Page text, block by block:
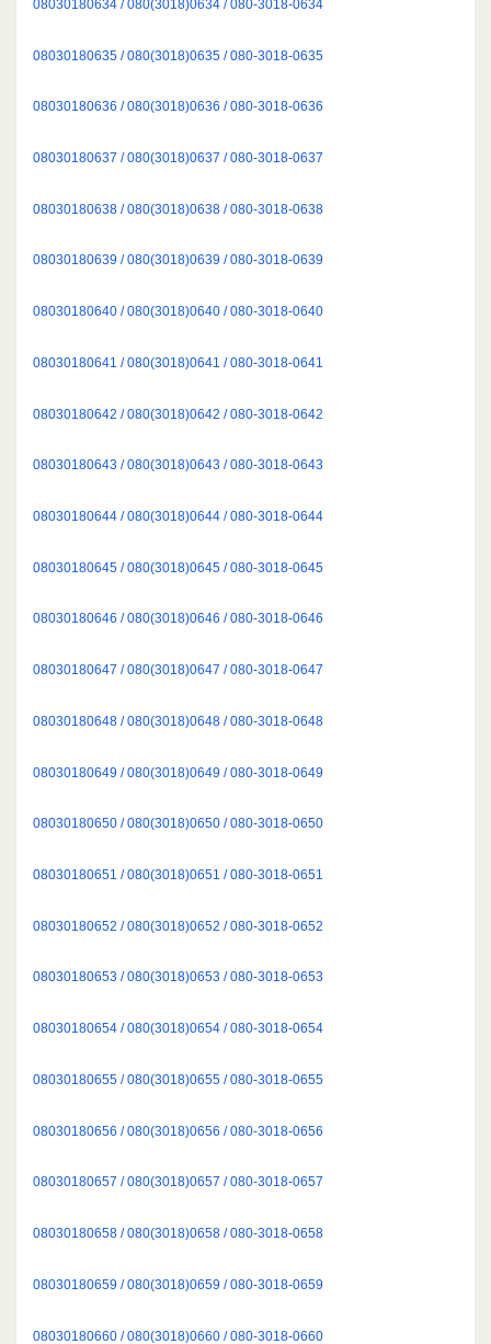
08030180634 / 080(3018)0634 / 080-3018-0634
08030180635 / 080(3018)0635 / 080-3018-0635
08030180636 / 080(3018)0636 / 080-3018-0636
08030180637 / 080(3018)0637 / 080-3018-0637
08030180638 / 080(3018)0638 / 080-3018-0638
08030180639 / 080(3018)0639 / 080-3018-0639
08030180640 / 080(3018)0640 / 080-3018-0640
08030180641 / 080(3018)0641 / 080-3018-0641
08030180642 / 080(3018)0642 / 080-3018-0642
08030180643 / 080(3018)0643 / 080-3018-0643
08030180644 / 080(3018)0644 / 080-3018-0644
08030180645 / 080(3018)0645 / 080-3018-0645
08030180646 / 080(3018)0646 / 080-3018-0646
08030180647 / 080(3018)0647 / 080-3018-0647
08030180648 / 080(3018)0648 / 080-3018-0648
08030180649 / 080(3018)0649 / 080-3018-0649
08030180650 / 080(3018)0650 / 080-3018-0650
08030180651 / 080(3018)0651 / 080-3018-0651
08030180652 / 080(3018)0652 / 080-3018-0652
08030180653 / 080(3018)0653 / 080-3018-0653
08030180654 / 080(3018)0654 / 080-3018-0654
08030180655 / 080(3018)0655 / 080-3018-0655
08030180656 / 080(3018)0656 / 080-3018-0656
08030180657 / 080(3018)0657 / 080-3018-0657
08030180658 / 080(3018)0658 / 080-3018-0658
08030180659 / 080(3018)0659 / 080-3018-0659
08030180660 / 080(3018)0660 / 080-3018-0660